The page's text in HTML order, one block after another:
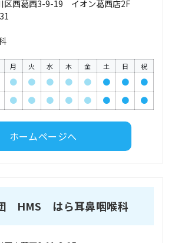
区西葛西3-9-19 イオン葛西店2F
月 火 水 木 金 土 日 祝
● ● ● ● ● ● ●
●
● ● ● ● ● ● ● ●
ホームページへ
HMS はら耳鼻咽喉科